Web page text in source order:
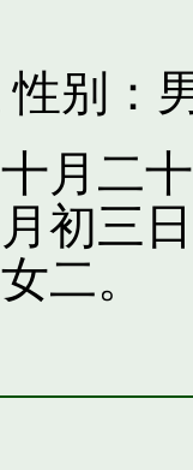
性别：
月二
初三
二。